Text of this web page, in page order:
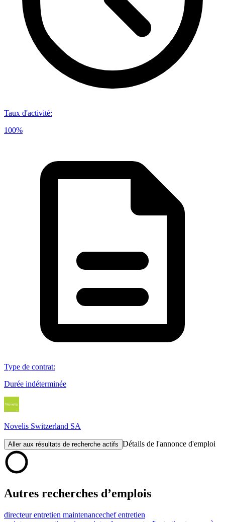
Taux d'activité:
100%
Type de contrat:
Durée indéterminée
Novelis Switzerland SA
Aller aux résultats de recherche actifs Détails de l'annonce d'emploi
Autres recherches d’emplois
directeur entretien maintenancechef entretien